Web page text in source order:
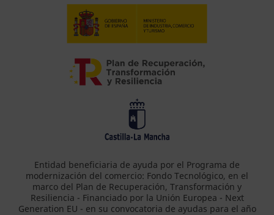
Entidad beneficiaria de ayuda por el Programa de
modernización del comercio: Fondo Tecnológico, en el
marco del Plan de Recuperación, Transformación y
Resiliencia - Financiado por la Unión Europea - Next
Generation EU - en su convocatoria de ayudas para el año